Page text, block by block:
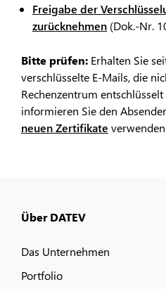
Freigabe der
zurücknehmen (Dok.-Nr.
Bitte prüfen: Erhalten Sie
verschlüsselte E-Mails, die
Rechenzentrum
informieren Sie den
neuen Zertifikate
Über DATEV
Das Unternehmen
Portfolio